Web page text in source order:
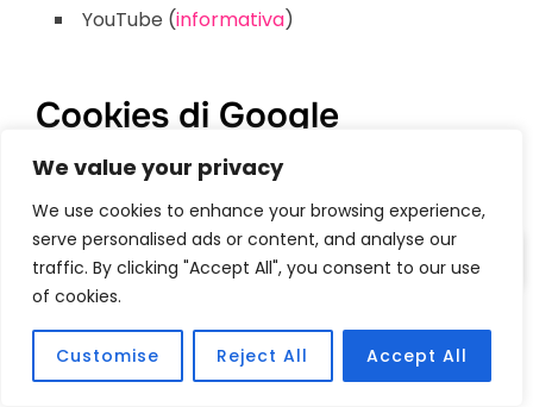
We value your privacy
We use cookies to enhance your browsing experience,
serve personalised ads or content, and analyse our
traffic. By clicking "Accept All", you consent to our use
of cookies.
Customise Reject All Accept All
YouTube (informativa)
Cookies di Google
Analytics
Questo sito fa uso del servizio offerto da Google
Analytics al fine di avere un servizio completo ed
affidabile di statistiche circa l’utilizzo del sito
stesso. Al fine di garantire nel modo più rigoroso
possibile la privacy degli utenti comunichiamo di